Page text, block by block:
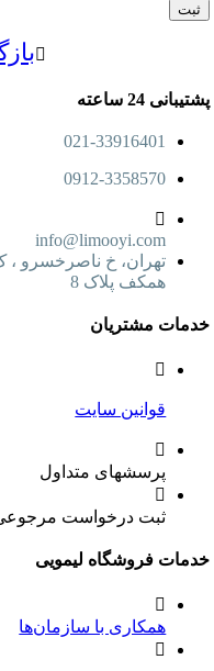
ساعته
021-33916401
0912-3358570
info@limooyi.com
تهران، خ ناصرخسرو ، ک
همکف پلاک 8
مشتریان
قوانین سایت
پرسشهای متداول
ثبت درخواست مرجوعی
فروشگاه لیمویی
همکاری با سازمان‌ها